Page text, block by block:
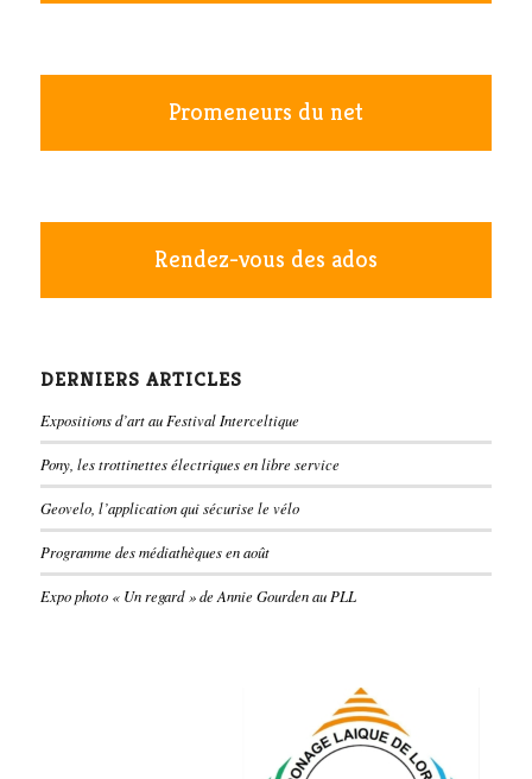
Promeneurs du net
Rendez-vous des ados
DERNIERS ARTICLES
Expositions d’art au Festival Interceltique
Pony, les trottinettes électriques en libre service
Geovelo, l’application qui sécurise le vélo
Programme des médiathèques en août
Expo photo « Un regard » de Annie Gourden au PLL